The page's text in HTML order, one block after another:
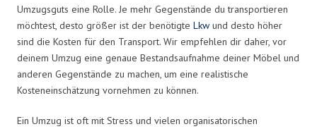
Umzugsguts eine Rolle. Je mehr Gegenstände du transportieren
möchtest, desto größer ist der benötigte Lkw und desto höher
sind die Kosten für den Transport. Wir empfehlen dir daher, vor
deinem Umzug eine genaue Bestandsaufnahme deiner Möbel und
anderen Gegenstände zu machen, um eine realistische
Kosteneinschätzung vornehmen zu können.
Ein Umzug ist oft mit Stress und vielen organisatorischen